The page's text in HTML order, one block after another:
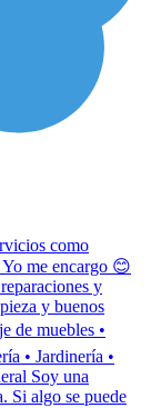
como
Yo me encargo 😊
y
y buenos
de muebles •
• Jardinería •
Soy una
Si algo se puede